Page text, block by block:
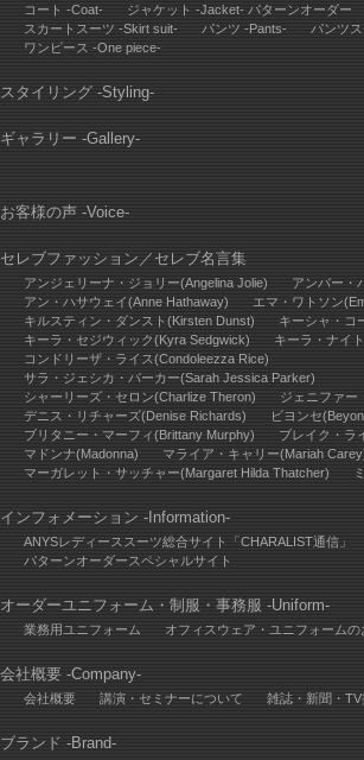
コート -Coat-
ジャケット -Jacket- パターンオーダー
スカートスーツ -Skirt suit-
パンツ -Pants-
パンツ
ワンピース -One piece-
スタイリング -Styling-
ギャラリー -Gallery-
お客様の声 -Voice-
セレブファッション ／ セレブ名言集
アンジェリーナ・ジョリー(Angelina Jolie)
アンバー・
アン・ハサウェイ(Anne Hathaway)
エマ・ワトソン
キルスティン・ダンスト(Kirsten Dunst)
キーシャ・コ
キーラ・セジウィック(Kyra Sedgwick)
キーラ・ナイ
コンドリーザ・ライス(Condoleezza Rice)
サラ・ジェシカ・パーカー(Sarah Jessica Parker)
シャーリーズ・セロン(Charlize Theron)
ジェニファー
デニス・リチャーズ(Denise Richards)
ビヨンセ
ブリタニー・マーフィ(Brittany Murphy)
ブレイク・ラ
マドンナ(Madonna)
マライア・キャリー(Mariah
マーガレット・サッチャー(Margaret Hilda Thatcher)
インフォメーション -Information-
ANYSレディーススーツ総合サイト「CHARALIST通信」
パターンオーダースペシャルサイト
オーダーユニフォーム・制服・事務服 -Uniform-
業務用ユニフォーム オフィスウェア・ユニフォームの
会社概要 -Company-
会社概要 講演・セミナーについて 雑誌・新聞・TV
ブランド -Brand-